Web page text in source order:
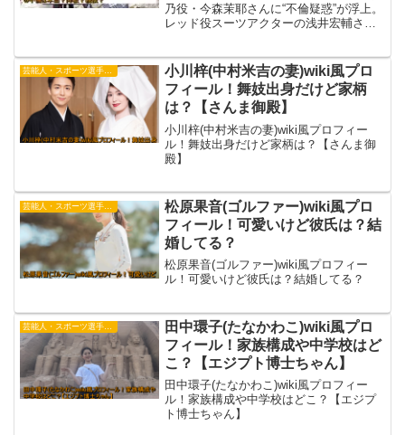
乃役・今森茉耶さんに“不倫疑惑”が浮上。
レッド役スーツアクターの浅井宏輔さん
の展開を詳しく解説します。
芸能人・スポーツ選手・有名人
小川梓(中村米吉の妻)wiki風プロ
フィール！舞妓出身だけど家柄
は？【さんま御殿】
小川梓(中村米吉の妻)wiki風プロフィー
ル！舞妓出身だけど家柄は？【さんま御
殿】
松原果音(ゴルファー)wiki風プロ
フィール！可愛いけど彼氏は？結
婚してる？
松原果音(ゴルファー)wiki風プロフィー
ル！可愛いけど彼氏は？結婚してる？
田中環子(たなかわこ)wiki風プロ
フィール！家族構成や中学校はど
こ？【エジプト博士ちゃん】
田中環子(たなかわこ)wiki風プロフィー
ル！家族構成や中学校はどこ？【エジプ
ト博士ちゃん】